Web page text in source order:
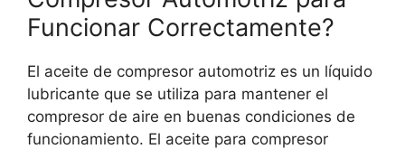
Funcionar Correctamente?
El aceite de compresor automotriz es un líquido
lubricante que se utiliza para mantener el
compresor de aire en buenas condiciones de
funcionamiento. El aceite para compresor